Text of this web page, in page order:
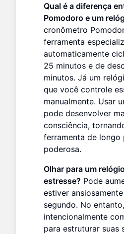
Qual é a diferença
Pomodoro e um
cronômetro
ferramenta
automaticamente
25 minutos e de
minutos. Já um
que você controle
manualmente. Usar
pode desenvolver
consciência,
ferramenta de longo
poderosa.
Olhar para um
estresse? Pode
estiver
segundo. No
intencionalmente
para estruturar suas